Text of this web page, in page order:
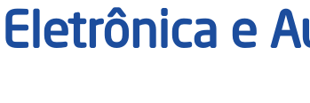
Eletrônica e